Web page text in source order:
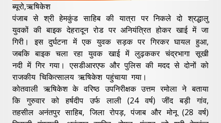
ब्यूरो,ऋषिकेश
पंजाब से श्री हेमकुंड साहिब की यात्रा पर निकले दो श्रद्धालु
युवकों की बाइक देहरादून रोड पर अनियंत्रित होकर खाई में जा
गिरी। इस दुर्घटना में एक युवक सड़क पर गिरकर घायल हुआ,
जबकि बाइक चला रहा युवक खाई में लुढ़ककर चंद्रभागा सूखी
नदी में गिर गया। एसडीआरएफ और पुलिस की मदद से दोनों को
राजकीय चिकित्सालय ऋषिकेश पहुंचाया गया।
कोतवाली ऋषिकेश के वरिष्ठ उपनिरीक्षक उत्तम रमोला ने बताया
कि गुरुवार को हर्षदीप उर्फ लाली (24 वर्ष) जींद बड़ी गांव,
तहसील अनंतपुर साहिब, जिला रोपड़, पंजाब और मोनू (28 वर्ष)